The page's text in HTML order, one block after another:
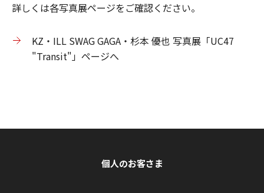
詳しくは各写真展ページをご確認ください。
KZ・ILL SWAG GAGA・杉本 優也 写真展「UC47
"Transit"」ページへ
個人のお客さま